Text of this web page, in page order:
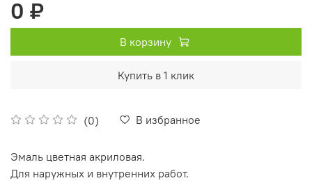
(0) В избранное
0 ₽
В корзину
Купить в 1 клик
Эмаль цветная акриловая.
Для наружных и внутренних работ.